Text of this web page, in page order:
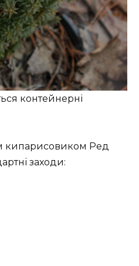
контейнерні
кипарисовиком Ред
заходи: